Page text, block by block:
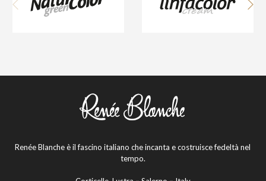
Renée Blanche è il fascino italiano che incanta e costruisce fedeltà nel
tempo.